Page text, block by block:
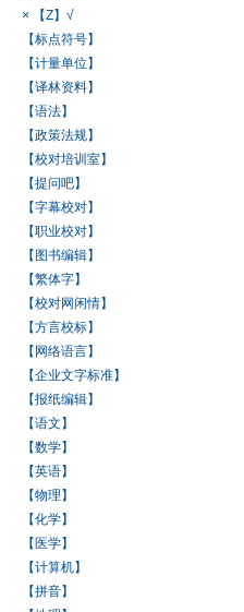
× 【Z】√
【标点符号】
【计量单位】
【译林资料】
【语法】
【政策法规】
【校对培训室】
【提问吧】
【字幕校对】
【职业校对】
【图书编辑】
【繁体字】
【校对网闲情】
【方言校标】
【网络语言】
【企业文字标准】
【报纸编辑】
【语文】
【数学】
【英语】
【物理】
【化学】
【医学】
【计算机】
【拼音】